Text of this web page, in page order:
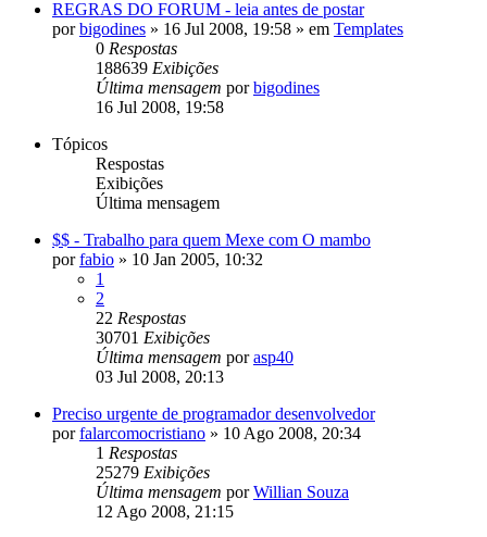
REGRAS DO FORUM - leia antes de postar
porbigodines » 16 Jul 2008, 19:58 » em Templates
0 Respostas
188639 Exibições
Última mensagem porbigodines
16 Jul 2008, 19:58
Tópicos
Respostas
Exibições
Última mensagem
$$ - Trabalho para quem Mexe com O mambo
porfabio » 10 Jan 2005, 10:32
1
2
22 Respostas
30701 Exibições
Última mensagem porasp40
03 Jul 2008, 20:13
Preciso urgente de programador desenvolvedor
porfalarcomocristiano » 10 Ago 2008, 20:34
1 Respostas
25279 Exibições
Última mensagem porWillian Souza
12 Ago 2008, 21:15